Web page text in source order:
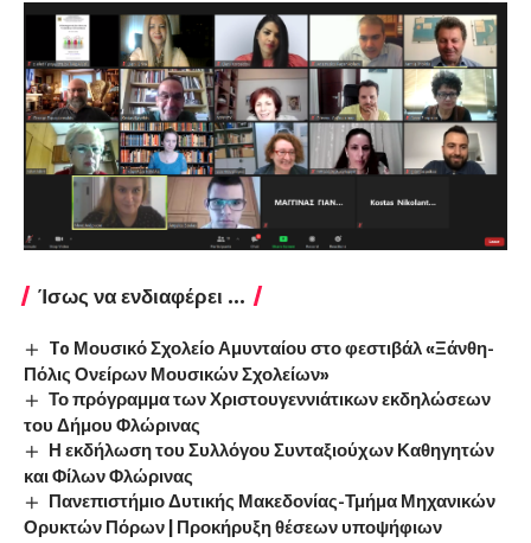
Ίσως να ενδιαφέρει ...
To Μουσικό Σχολείο Αμυνταίου στο φεστιβάλ «Ξάνθη-
Πόλις Ονείρων Μουσικών Σχολείων»
Το πρόγραμμα των Χριστουγεννιάτικων εκδηλώσεων
του Δήμου Φλώρινας
Η εκδήλωση του Συλλόγου Συνταξιούχων Καθηγητών
και Φίλων Φλώρινας
Πανεπιστήμιο Δυτικής Μακεδονίας-Τμήμα Μηχανικών
Ορυκτών Πόρων | Προκήρυξη θέσεων υποψήφιων